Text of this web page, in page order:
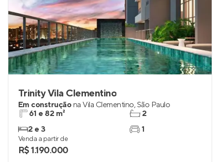
Trinity Vila Clementino
Em construçãona Vila Clementino,São Paulo
61 e 82 m²
2 e 3
2
1
Venda a partir de
R$ 1.190.000